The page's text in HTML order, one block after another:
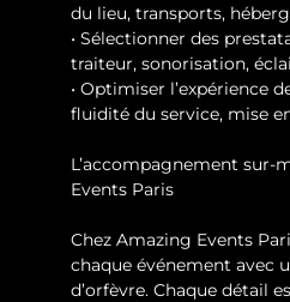
du lieu, transports,
• Sélectionner des
traiteur, sonorisation,
• Optimiser l’expérience
fluidité du service, mise
L’accompagnement sur-
Events Paris
Chez Amazing Events
chaque événement avec
d’orfèvre. Chaque détail